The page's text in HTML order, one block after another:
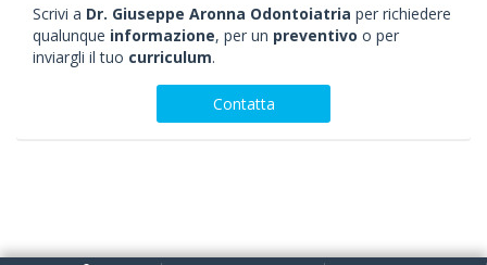
Scrivi a Dr. Giuseppe Aronna Odontoiatria per richiedere
qualunque informazione, per un preventivo o per
inviargli il tuo curriculum.
Contatta